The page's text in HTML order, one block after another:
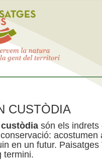
CUSTÒDIA
són els indrets
en un futur.
termini.